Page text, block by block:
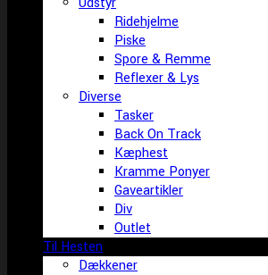
Ridehjelme
Piske
Spore & Remme
Reflexer & Lys
Diverse
Tasker
Back On Track
Kæphest
Kramme Ponyer
Gaveartikler
Div
Outlet
Til Hesten
Dækkener